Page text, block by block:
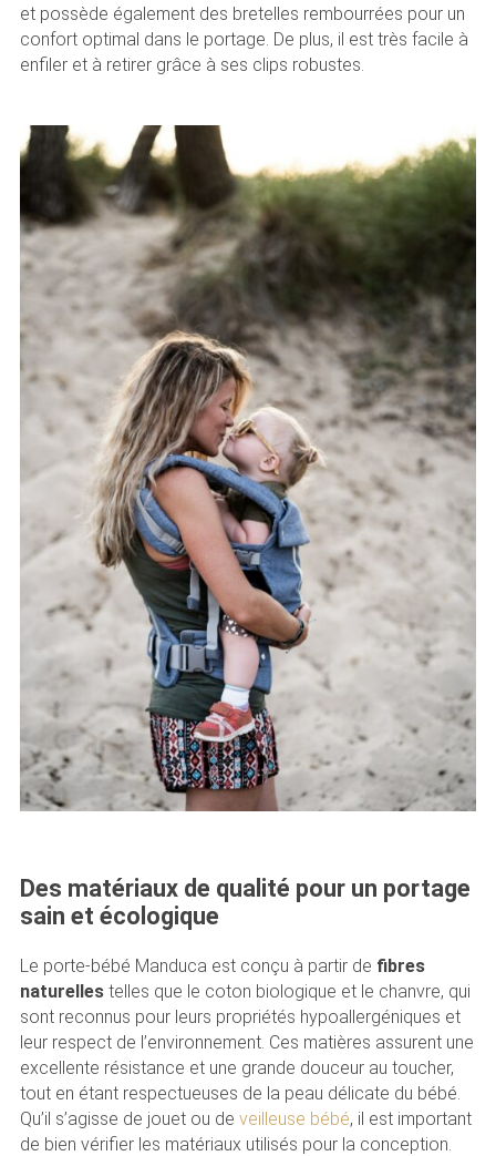
et possède également des bretelles rembourrées pour un
confort optimal dans le portage. De plus, il est très facile à
enfiler et à retirer grâce à ses clips robustes.
Des matériaux de qualité pour un portage
sain et écologique
Le porte-bébé Manduca est conçu à partir de fibres
naturellestelles que le coton biologique et le chanvre, qui
sont reconnus pour leurs propriétés hypoallergéniques et
leur respect de l’environnement. Ces matières assurent une
excellente résistance et une grande douceur au toucher,
tout en étant respectueuses de la peau délicate du bébé.
Qu’il s’agisse de jouet ou de veilleuse bébé, il est important
de bien vérifier les matériaux utilisés pour la conception.